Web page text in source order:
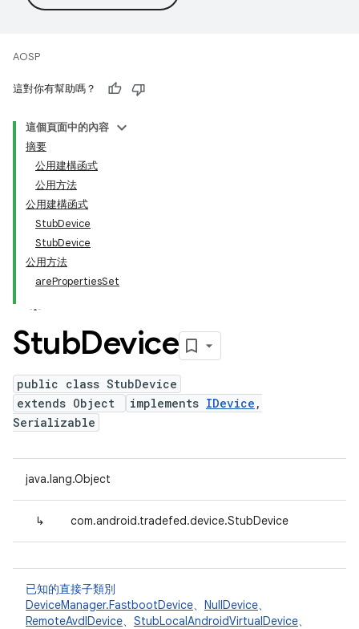
AOSP
這對你有幫助嗎？
這個頁面中的內容
摘要
公用建構函式
公用方法
公用建構函式
StubDevice
StubDevice
公用方法
arePropertiesSet
StubDevice
public class StubDevice
extends Object
implements IDevice ,
Serializable
java.lang.Object
↳ com.android.tradefed.device.StubDevice
已知的直接子類別
DeviceManager.FastbootDevice、 NullDevice、
RemoteAvdIDevice、 StubLocalAndroidVirtualDevice、